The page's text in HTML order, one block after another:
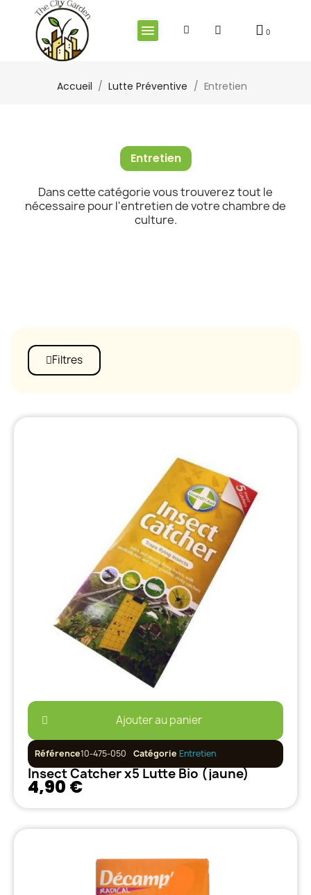
Accueil Lutte Préventive Entretien
Entretien
Dans cette catégorie vous trouverez tout le
nécessaire pour l'entretien de votre chambre de
culture.
Filtres
Ajouter au panier
Référence10-475-050 Catégorie Entretien
Insect Catcher x5 Lutte Bio (jaune)
4,90 €